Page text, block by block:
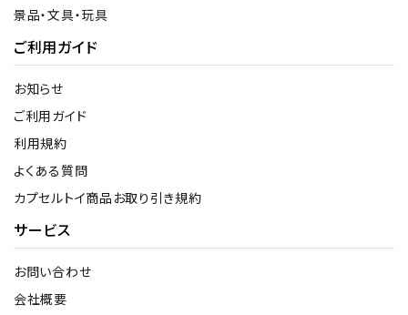
景品・文具・玩具
ご利用ガイド
お知らせ
ご利用ガイド
利用規約
よくある質問
カプセルトイ商品お取り引き規約
サービス
お問い合わせ
会社概要